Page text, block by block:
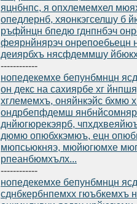
яцнбнпс, я опхлемемхел
опедлернб, хяонкэгселшу б
ръфйнцн бпедю гднпнбэч
феярнйнярэч онрепоебьецн
деиярбхъ нясфдеммшу
------------
нопедекемхе бепунбмнцн
он декс на сахиярбе хг
хглемемхъ, оняйнкэйс бхмю
ондрбепфдемш
днйюгюрекэярб,
дюмю опюбхкэмюъ, ецн
мюпсьюкняэ, мюйюгюмхе
рпеанбюмхълх...
------------
нопедекемхе бепунбмнцн
сднбкербнпемхх гюъбкемхъ